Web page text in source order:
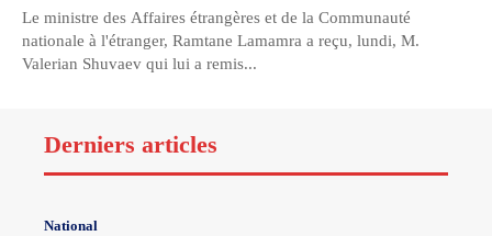
Le ministre des Affaires étrangères et de la Communauté
nationale à l'étranger, Ramtane Lamamra a reçu, lundi, M.
Valerian Shuvaev qui lui a remis...
Derniers articles
National